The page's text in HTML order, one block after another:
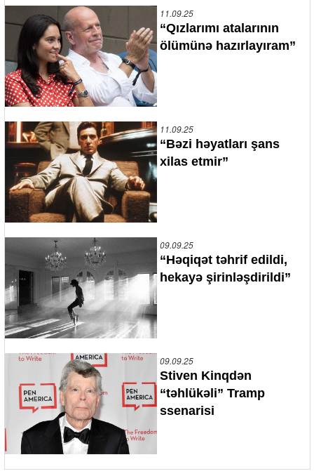
11.09.25
“Qızlarımı atalarının
ölümünə hazırlayıram”
11.09.25
“Bəzi həyatları şans
xilas etmir”
09.09.25
“Həqiqət təhrif edildi,
hekayə şirinləşdirildi”
09.09.25
Stiven Kinqdən
“təhlükəli” Tramp
ssenarisi